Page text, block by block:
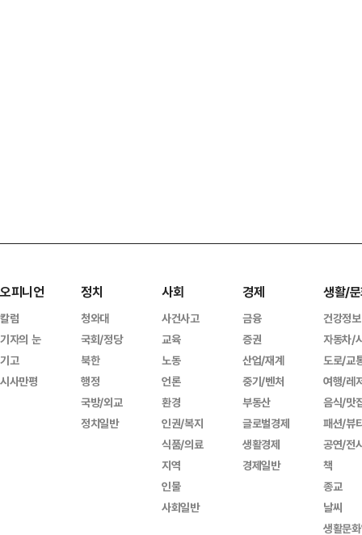
오피니언
칼럼
기자의 눈
기고
시사만평
정치
청와대
국회/정당
북한
행정
국방/외교
정치일반
사회
사건사고
교육
노동
언론
환경
인권/복지
식품/의료
지역
인물
사회일반
경제
금융
증권
산업/재계
중기/벤처
부동산
글로벌경제
생활경제
경제일반
생활/
건강정보
자동차/
도로/교
여행/레
음식/맛
패션/뷰
공연/전
책
종교
날씨
생활문